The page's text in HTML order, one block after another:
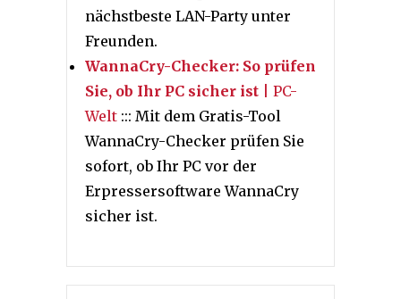
nächstbeste LAN-Party unter
Freunden.
WannaCry-Checker: So prüfen
Sie, ob Ihr PC sicher ist | PC-
Welt ::: Mit dem Gratis-Tool
WannaCry-Checker prüfen Sie
sofort, ob Ihr PC vor der
Erpressersoftware WannaCry
sicher ist.